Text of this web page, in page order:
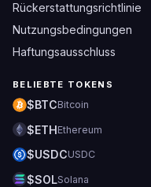
Rückerstattungsrichtlinie
Nutzungsbedingungen
Haftungsausschluss
BELIEBTE TOKENS
$BTCBitcoin
$ETHEthereum
$USDCUSDC
$SOLSolana